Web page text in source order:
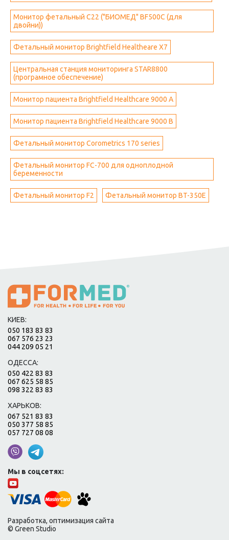
Монитор фетальный С22 ("БИОМЕД" BF500C (для
двойни))
Фетальный монитор Brightfield Healtheare X7
Центральная станция мониторинга STAR8800
(програмное обеспечение)
Монитор пациента Brightfield Healthcare 9000 A
Монитор пациента Brightfield Healthcare 9000 B
Фетальный монитор Corometrics 170 series
Фетальный монитор FC-700 для одноплодной
беременности
Фетальный монитор F2 Фетальный монитор BT-350E
КИЕВ:
050 183 83 83
067 576 23 23
044 209 05 21
ОДЕССА:
050 422 83 83
067 625 58 85
098 322 83 83
ХАРЬКОВ:
067 521 83 83
050 377 58 85
057 727 08 08
Мы в соцсетях:
Разработка, оптимизация сайта
© Green Studio